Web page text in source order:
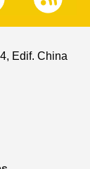
Edif. China